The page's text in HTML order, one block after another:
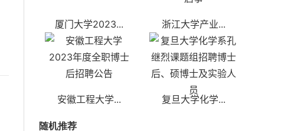
厦门大学2023... 浙江大学产业...
安徽工程大学... 复旦大学化学...
随机推荐